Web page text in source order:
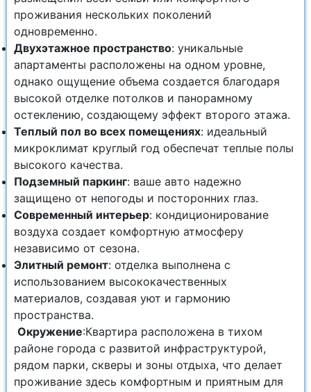
проживания нескольких поколений
одновременно.
Двухэтажное пространство: уникальные
апартаменты расположены на одном уровне,
однако ощущение объема создается благодаря
высокой отделке потолков и панорамному
остеклению, создающему эффект второго этажа.
Теплый пол во всех помещениях: идеальный
микроклимат круглый год обеспечат теплые полы
высокого качества.
Подземный паркинг: ваше авто надежно
защищено от непогоды и посторонних глаз.
Современный интерьер: кондиционирование
воздуха создает комфортную атмосферу
независимо от сезона.
Элитный ремонт: отделка выполнена с
использованием высококачественных
материалов, создавая уют и гармонию
пространства.
Окружение:Квартира расположена в тихом
районе города с развитой инфраструктурой,
рядом парки, скверы и зоны отдыха, что делает
проживание здесь комфортным и приятным для